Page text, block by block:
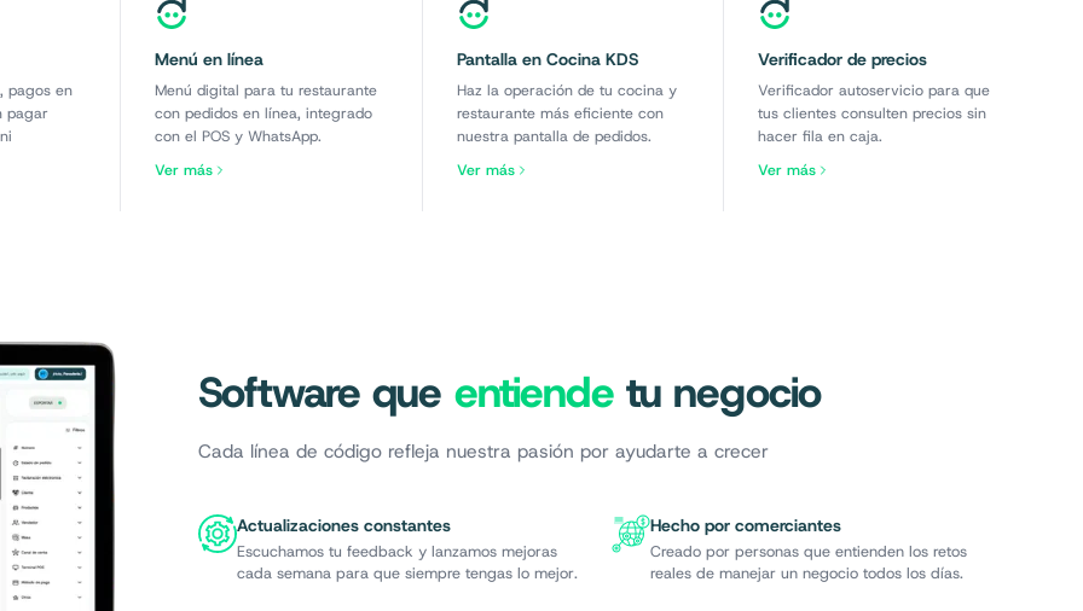
pagos en
pagar
Menú en línea
Menú digital para tu restaurante
con pedidos en línea, integrado
con el POS y WhatsApp.
Ver más
Pantalla en Cocina KDS
Haz la operación de tu cocina y
restaurante más eficiente con
nuestra pantalla de pedidos.
Ver más
Verificador de precios
Verificador autoservicio para que
tus clientes consulten precios sin
hacer fila en caja.
Ver más
Software que entiendetu negocio
Cada línea de código refleja nuestra pasión por ayudarte a crecer
Actualizaciones constantes
Escuchamos tu feedback y lanzamos mejoras
cada semana para que siempre tengas lo mejor.
Hecho por comerciantes
Creado por personas que entienden los retos
reales de manejar un negocio todos los días.